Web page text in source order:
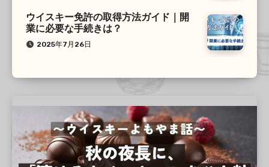
ウイスキー免許の取得方法ガイド｜開
業に必要な手続きは？
2025年7月26日